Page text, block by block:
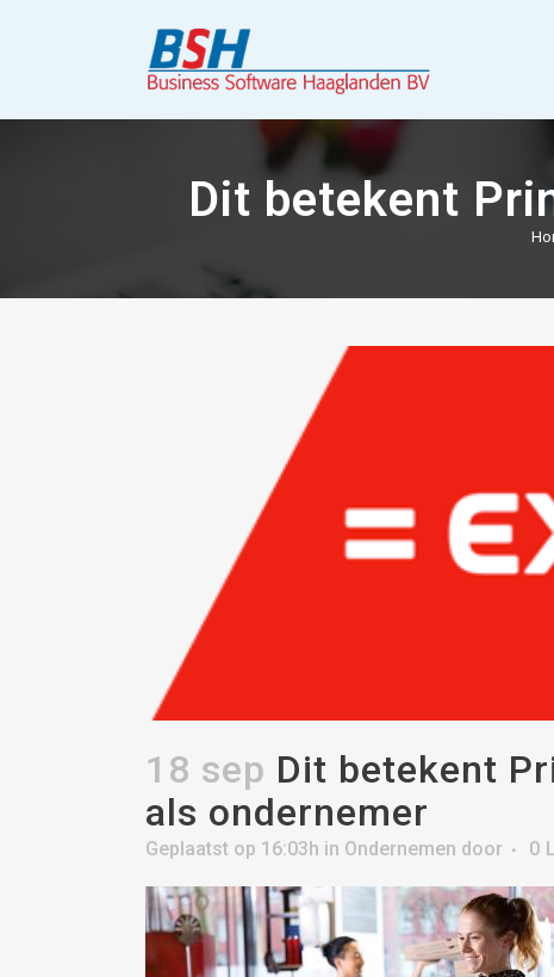
Dit betekent
18 sep Dit betekent
als ondernemer
Geplaatst op 16:03h in Ondernemen door 0